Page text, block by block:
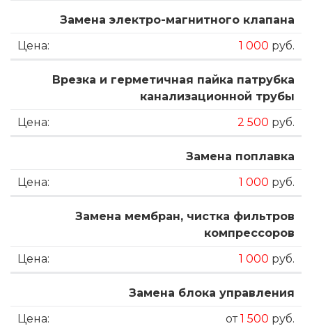
Замена электро-магнитного клапана
1 000 руб.
Врезка и герметичная пайка патрубка
канализационной трубы
2 500 руб.
Замена поплавка
1 000 руб.
Замена мембран, чистка фильтров
компрессоров
1 000 руб.
Замена блока управления
от1 500 руб.